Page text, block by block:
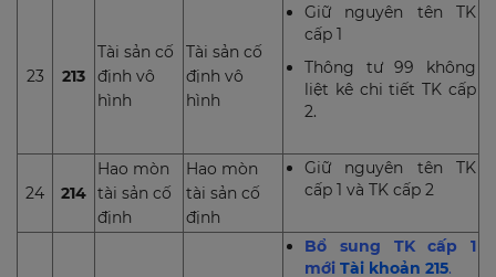
23 213
Tài sản cố
định vô
hình
Tài sản cố
định vô
hình
Giữ nguyên tên TK
cấp 1
Thông tư 99 không
liệt kê chi tiết TK cấp
2.
24 214
Hao mòn
tài sản cố
định
Hao mòn
tài sản cố
định
Giữ nguyên tên TK
cấp 1 và TK cấp 2
Bổ sung TK cấp 1
mới Tài khoản 215.